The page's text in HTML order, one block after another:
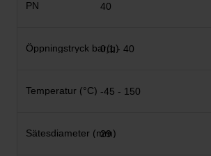
40
0,1 - 40
-45 - 150
29